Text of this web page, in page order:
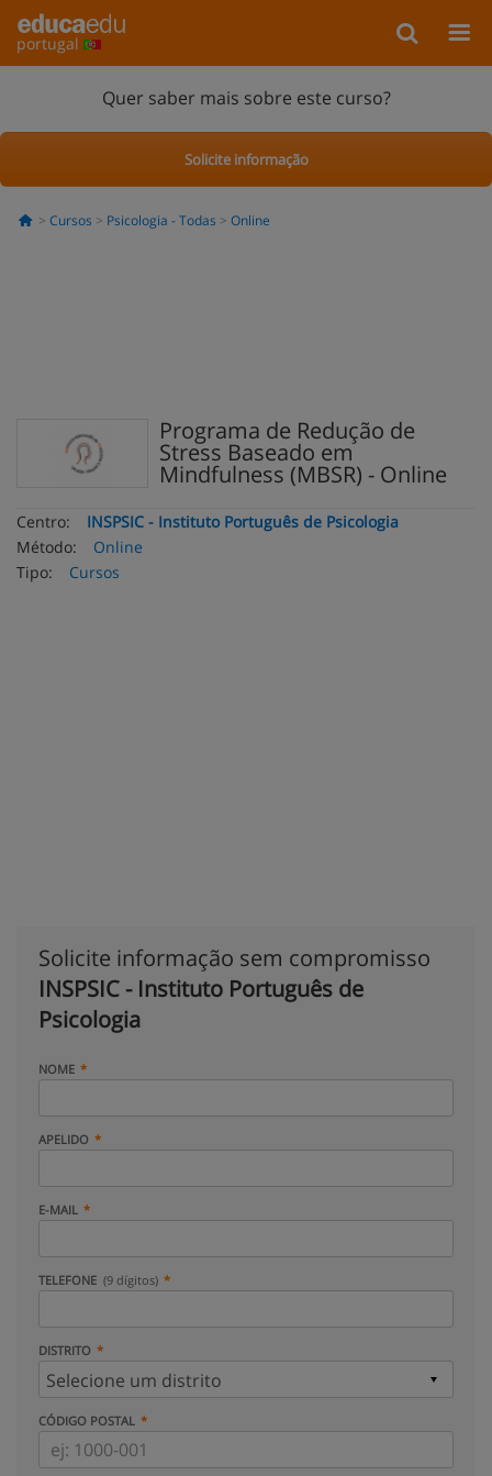
portugal
Quer saber mais sobre este curso?
Solicite informação
Cursos Psicologia - Todas Online
Programa de Redução de
Stress Baseado em
Mindfulness (MBSR) - Online
Centro:
INSPSIC - Instituto Português de Psicologia
Método:
Online
Tipo:
Cursos
Solicite informação sem compromisso
INSPSIC - Instituto Português de
Psicologia
NOME
APELIDO
E-MAIL
TELEFONE (9 dígitos)
DISTRITO
CÓDIGO POSTAL